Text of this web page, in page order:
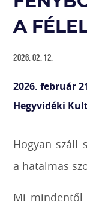
A
2026. 02. 12.
2026. február
Hegyvidéki
Hogyan száll
a hatalmas
Mi mindentől